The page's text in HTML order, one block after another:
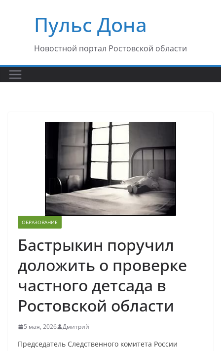
содержимомуПульс Дона
Новостной портал Ростовской области
ОБРАЗОВАНИЕ
Бастрыкин поручил
доложить о проверке
частного детсада в
Ростовской области
5 мая, 2026 Дмитрий
Председатель Следственного комитета России